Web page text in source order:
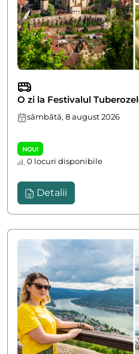
O zi la Festivalul
sâmbătă, 8 august 2026
NOU!
0 locuri disponibile
Detalii